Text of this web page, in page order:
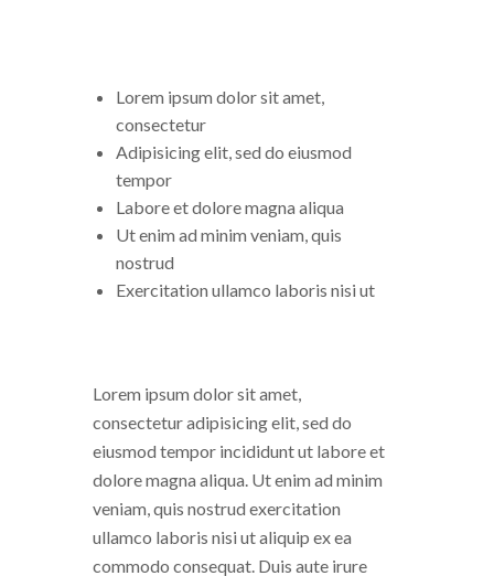
Lorem ipsum dolor sit amet,
consectetur
Adipisicing elit, sed do eiusmod
tempor
Labore et dolore magna aliqua
Ut enim ad minim veniam, quis
nostrud
Exercitation ullamco laboris nisi ut
Lorem ipsum dolor sit amet,
consectetur adipisicing elit, sed do
eiusmod tempor incididunt ut labore et
dolore magna aliqua. Ut enim ad minim
veniam, quis nostrud exercitation
ullamco laboris nisi ut aliquip ex ea
commodo consequat. Duis aute irure